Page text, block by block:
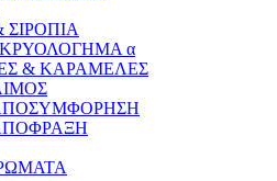
ΚΡΥΟΛΟΓΗΜΑ α
& ΚΑΡΑΜΕΛΕΣ